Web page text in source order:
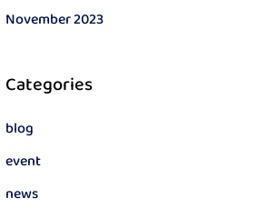
November 2023
Categories
blog
event
news